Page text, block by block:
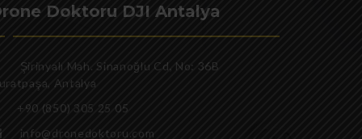
Doktoru DJI Antalya
Şirinyalı Mah. Sinanoğlu Cd, No: 36B
Antalya
+90 (850) 305 25 05
info@dronedoktoru.com